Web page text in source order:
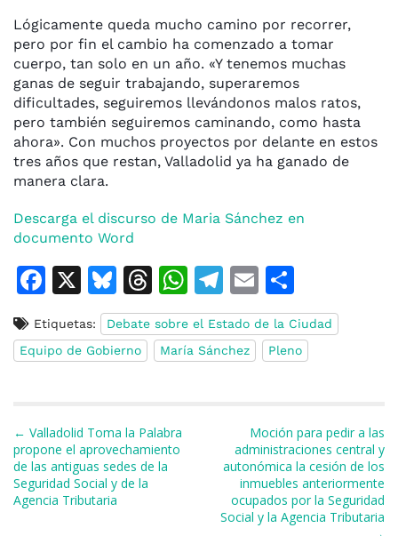
Lógicamente queda mucho camino por recorrer,
pero por fin el cambio ha comenzado a tomar
cuerpo, tan solo en un año. «Y tenemos muchas
ganas de seguir trabajando, superaremos
dificultades, seguiremos llevándonos malos ratos,
pero también seguiremos caminando, como hasta
ahora». Con muchos proyectos por delante en estos
tres años que restan, Valladolid ya ha ganado de
manera clara.
Descarga el discurso de Maria Sánchez en
documento Word
F
c
e
o
o
k
X
Bl
u
e
s
y
T
h
re
a
s
W
h
at
s
T
el
e
gr
E
m
ai
l
o
m
p
ti
r
Etiquetas:
Debate sobre el Estado de la Ciudad
Equipo de Gobierno
María Sánchez Pleno
Navegación de entradas
← Valladolid Toma la Palabra
propone el aprovechamiento
de las antiguas sedes de la
Seguridad Social y de la
Agencia Tributaria
Moción para pedir a las
administraciones central y
autonómica la cesión de los
inmuebles anteriormente
ocupados por la Seguridad
Social y la Agencia Tributaria